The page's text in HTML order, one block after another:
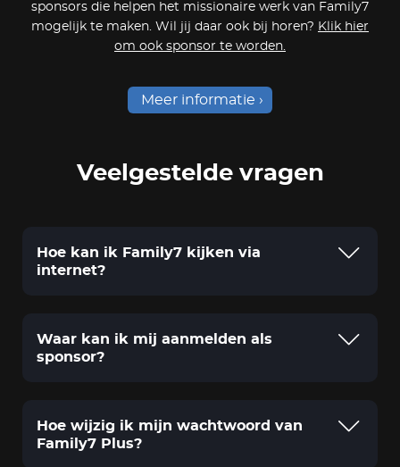
sponsors die helpen het missionaire werk van Family7
mogelijk te maken. Wil jij daar ook bij horen? Klik hier
om ook sponsor te worden.
Meer informatie
Veelgestelde vragen
Hoe kan ik Family7 kijken via
internet?
Waar kan ik mij aanmelden als
sponsor?
Hoe wijzig ik mijn wachtwoord van
Family7 Plus?